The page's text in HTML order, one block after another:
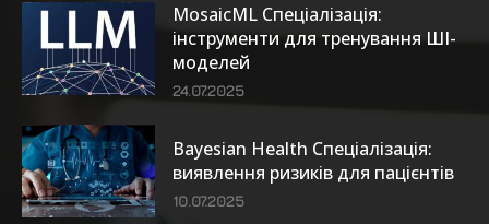
MosaicML Спеціалізація:
інструменти для тренування ШІ-
моделей
24.07.2025
Bayesian Health Спеціалізація:
виявлення ризиків для пацієнтів
10.07.2025